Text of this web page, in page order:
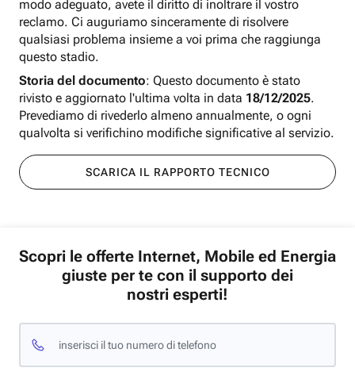
modo adeguato, avete il diritto di inoltrare il vostro
reclamo. Ci auguriamo sinceramente di risolvere
qualsiasi problema insieme a voi prima che raggiunga
questo stadio.
Storia del documento: Questo documento è stato
rivisto e aggiornato l'ultima volta in data 18/12/2025.
Prevediamo di rivederlo almeno annualmente, o ogni
qualvolta si verifichino modifiche significative al servizio.
SCARICA IL RAPPORTO TECNICO
Scopri le offerte Internet, Mobile ed Energia
giuste per te con il supporto dei
nostri esperti!
inserisci il tuo numero di telefono